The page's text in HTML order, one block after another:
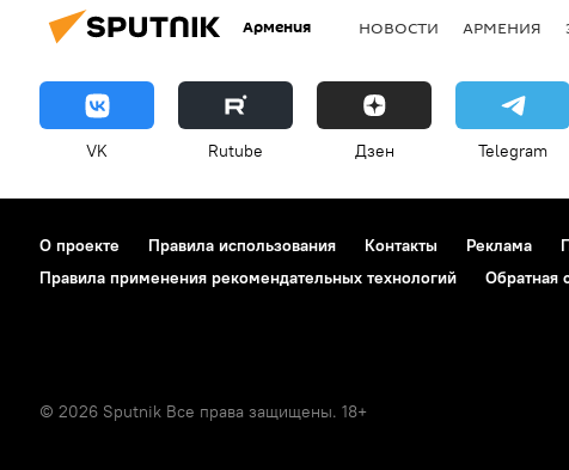
Армения НОВОСТИ АРМЕНИЯ
VK Rutube Дзен Telegram
О проекте Правила использования Контакты Реклама
Правила применения рекомендательных технологий
Обратная
© 2026 Sputnik Все права защищены. 18+